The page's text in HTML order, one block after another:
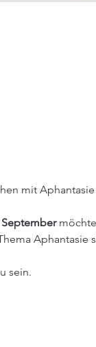
mit
September
Aphantasie
sein.